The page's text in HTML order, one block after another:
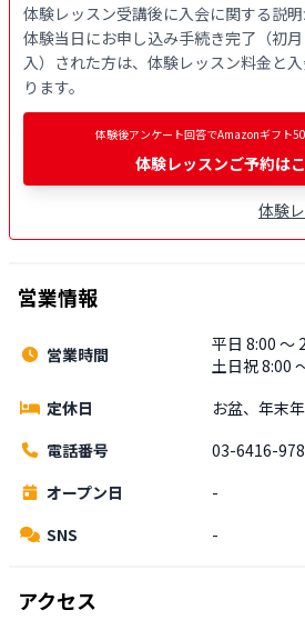
体験レッスン受講後に入会に関する説明
体験当日にお申し込み手続き完了（初
入）された方は、体験レッスン料金と
ります。
体験後アンケート回答でAmazonギフト
体験レッスンご予約は
体験
営業情報
営業時間
平日 8:00 〜
土日祝 8:00
定休日
お盆、年末
電話番号
03-6416-
オープン日
-
SNS
-
アクセス